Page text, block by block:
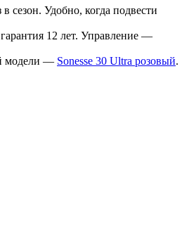
сезон. Удобно, когда подвести
12 лет. Управление —
модели — Sonesse 30 Ultra розовый.